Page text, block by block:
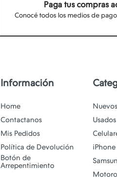
Paga tus compras
Conocé todos los medios de
Información
Home
Contactanos
Mis Pedidos
Política de Devolución
Botón de
Arrepentimiento
Nuevos
Usados
iPhone